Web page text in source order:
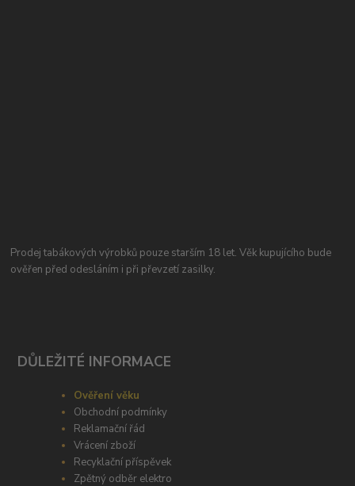
Prodej tabákových výrobků pouze starším 18 let. Věk kupujícího bude
ověřen před odesláním i při převzetí zasilky.
DŮLEŽITÉ INFORMACE
Ověření věku
Obchodní podmínky
Reklamační řád
Vrácení zboží
Recyklační příspěvek
Zpětný odběr elektro